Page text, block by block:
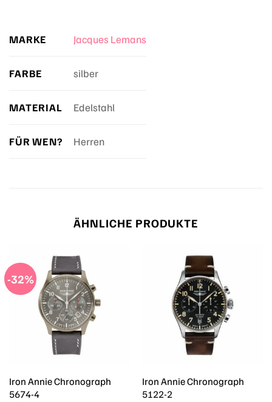
MARKE Jacques Lemans
FARBE silber
MATERIAL Edelstahl
FÜR WEN? Herren
ÄHNLICHE PRODUKTE
-32%
Iron Annie Chronograph
5674-4
Iron Annie Chronograph
5122-2